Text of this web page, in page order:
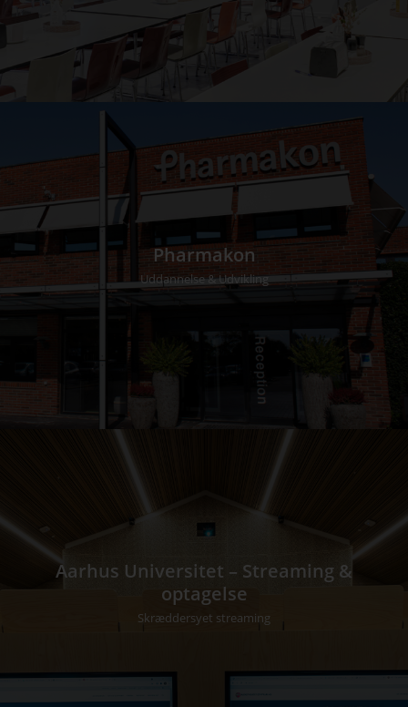
Pharmakon
Uddannelse & Udvikling
Aarhus Universitet – Streaming &
optagelse
Skræddersyet streaming